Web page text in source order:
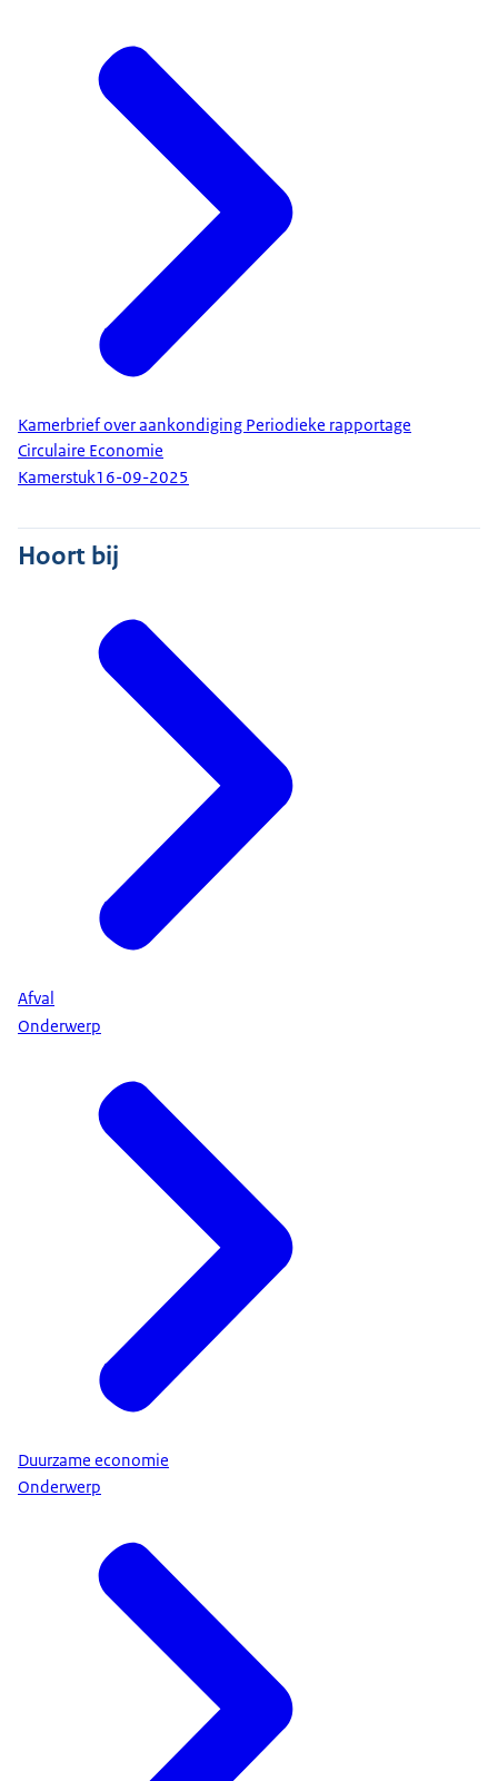
Kamerbrief over aankondiging Periodieke rapportage
Circulaire Economie
Kamerstuk16-09-2025
Hoort bij
Afval
Onderwerp
Duurzame economie
Onderwerp